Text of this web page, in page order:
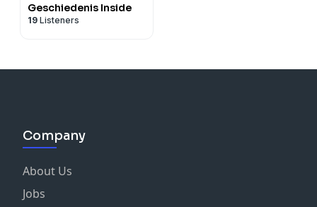
Geschiedenis Inside
19 Listeners
Company
About Us
Jobs